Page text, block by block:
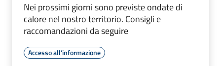
Nei prossimi giorni sono previste ondate di
calore nel nostro territorio. Consigli e
raccomandazioni da seguire
Accesso all'informazione